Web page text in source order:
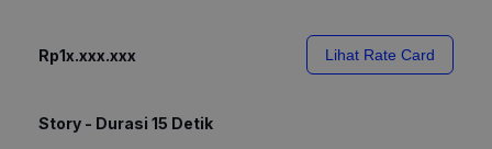
Rp1x.xxx.xxx Lihat Rate Card
Story - Durasi 15 Detik